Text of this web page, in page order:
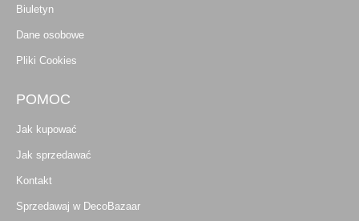
Biuletyn
Dane osobowe
Pliki Cookies
POMOC
Jak kupować
Jak sprzedawać
Kontakt
Sprzedawaj w DecoBazaar